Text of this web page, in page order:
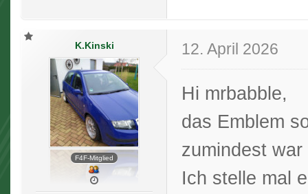
K.Kinski
F4F-Mitglied
12. April 2026
Hi mrbabble,
das Emblem
zumindest
Ich stelle mal